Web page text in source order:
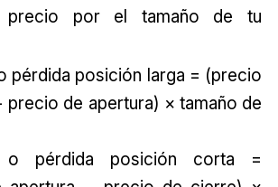
precio por el tamaño de tu
pérdida posición larga = (precio
precio de apertura) × tamaño de
o pérdida posición corta =